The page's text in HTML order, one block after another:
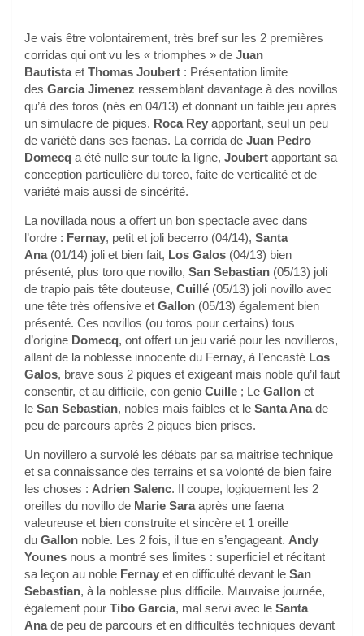
Je vais être volontairement, très bref sur les 2 premières
corridas qui ont vu les « triomphes » de Juan
Bautistaet Thomas Joubert : Présentation limite
des Garcia Jimenez ressemblant davantage à des novillos
qu’à des toros (nés en 04/13) et donnant un faible jeu après
un simulacre de piques. Roca Rey apportant, seul un peu
de variété dans ses faenas. La corrida de Juan Pedro
Domecq a été nulle sur toute la ligne, Joubert apportant sa
conception particulière du toreo, faite de verticalité et de
variété mais aussi de sincérité.
La novillada nous a offert un bon spectacle avec dans
l’ordre : Fernay, petit et joli becerro (04/14), Santa
Ana(01/14) joli et bien fait, Los Galos (04/13) bien
présenté, plus toro que novillo, San Sebastian (05/13) joli
de trapio pais tête douteuse, Cuillé (05/13) joli novillo avec
une tête très offensive et Gallon (05/13) également bien
présenté. Ces novillos (ou toros pour certains) tous
d’origine Domecq, ont offert un jeu varié pour les novilleros,
allant de la noblesse innocente du Fernay, à l’encasté Los
Galos, brave sous 2 piques et exigeant mais noble qu’il faut
consentir, et au difficile, con genio Cuille ; Le Gallon et
le San Sebastian, nobles mais faibles et le Santa Anade
peu de parcours après 2 piques bien prises.
Un novillero a survolé les débats par sa maitrise technique
et sa connaissance des terrains et sa volonté de bien faire
les choses : Adrien Salenc. Il coupe, logiquement les 2
oreilles du novillo de Marie Saraaprès une faena
valeureuse et bien construite et sincère et 1 oreille
du Gallon noble. Les 2 fois, il tue en s’engageant. Andy
Younes nous a montré ses limites : superficiel et récitant
sa leçon au noble Fernay et en difficulté devant le San
Sebastian, à la noblesse plus difficile. Mauvaise journée,
également pour Tibo Garcia, mal servi avec le Santa
Anade peu de parcours et en difficultés techniques devant